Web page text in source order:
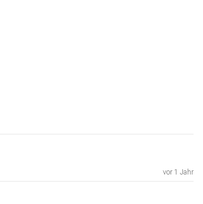
vor 1 Jahr